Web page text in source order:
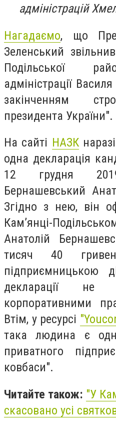
адміністрацій
Нагадаємо, що
Зеленський
Подільської
адміністрації
закінченням
президента України".
На сайті НАЗК
одна декларація
12 грудня
Бернашевський
Згідно з нею, він
Кам’янці-
Анатолій
тисяч 40
підприємницькою
декларації не
корпоративними
Втім, у ресурсі
така людина є
приватного
ковбаси".
Читайте також: "У
скасовано усі